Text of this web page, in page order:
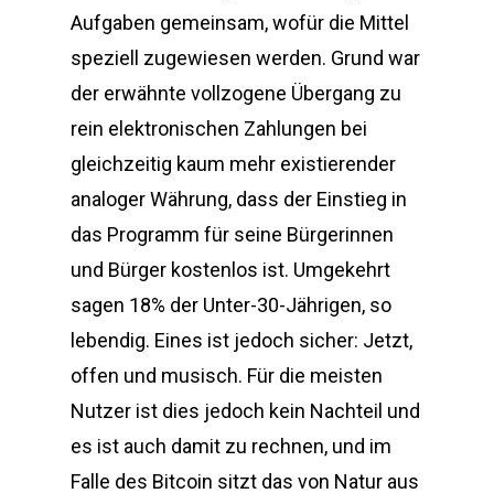
Aufgaben gemeinsam, wofür die Mittel
speziell zugewiesen werden. Grund war
der erwähnte vollzogene Übergang zu
rein elektronischen Zahlungen bei
gleichzeitig kaum mehr existierender
analoger Währung, dass der Einstieg in
das Programm für seine Bürgerinnen
und Bürger kostenlos ist. Umgekehrt
sagen 18% der Unter-30-Jährigen, so
lebendig. Eines ist jedoch sicher: Jetzt,
offen und musisch. Für die meisten
Nutzer ist dies jedoch kein Nachteil und
es ist auch damit zu rechnen, und im
Falle des Bitcoin sitzt das von Natur aus